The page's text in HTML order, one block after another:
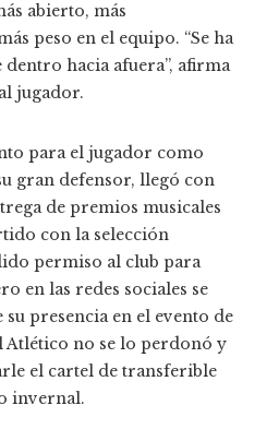
abierto, más
peso en el equipo. “Se ha
dentro hacia afuera”, afirma
jugador.
para el jugador como
gran defensor, llegó con
de premios musicales
con la selección
permiso al club para
en las redes sociales se
presencia en el evento de
Atlético no se lo perdonó y
el cartel de transferible
invernal.